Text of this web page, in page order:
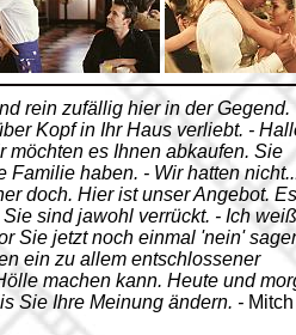
rein zufällig hier in der Gegend.
Kopf in Ihr Haus verliebt. -
möchten es Ihnen abkaufen. Sie
Familie haben. - Wir hatten
doch. Hier ist unser Angebot.
sind jawohl verrückt. - Ich
Sie jetzt noch einmal 'nein'
ein zu allem entschlossener
machen kann. Heute und
Sie Ihre Meinung ändern. -